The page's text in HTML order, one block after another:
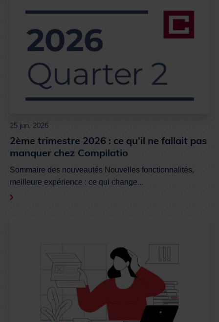
25 jun. 2026
2ème trimestre 2026 : ce qu’il ne fallait pas
manquer chez Compilatio
Sommaire des nouveautés Nouvelles fonctionnalités,
meilleure expérience : ce qui change...